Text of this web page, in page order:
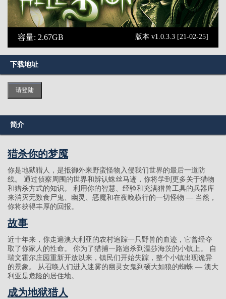
容量: 2.67GB 版本 v1.0.3.3 [21-02-25]
下载地址
请登陆
简介
猎杀你的梦魇
你是地狱猎人，是抵御外来野蛮怪物入侵我们世界的最后一道防
线。 通过侦察周围的世界和辨认蛛丝马迹，你将学到更多关于猎物
和猎杀方式的知识。 利用你的智慧、经验和充满猎兽工具的兵器库
来消灭无数食尸鬼、幽灵、恶魔和在夜晚横行的一切怪物 — 当然，
你将获得丰厚的回报。
故事
近十年来，你走遍澳大利亚的农村追踪一只野兽的血迹，它曾经夺
取了你家人的性命。 你为了猎捕一路追杀到温莎海茨的小镇上。 自
瑞文霍尔庄园重新开放以来，镇民们开始失踪，整个小镇出现诡异
的景象。 从召唤人们进入迷雾的幽灵女鬼到硕大如狼的蜘蛛 — 澳大
利亚是危险的居住地。
成为地狱猎人